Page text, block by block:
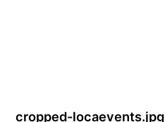
cropped-locaevents.jpg